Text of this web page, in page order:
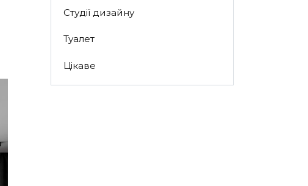
Студії дизайну
Туалет
Цікаве